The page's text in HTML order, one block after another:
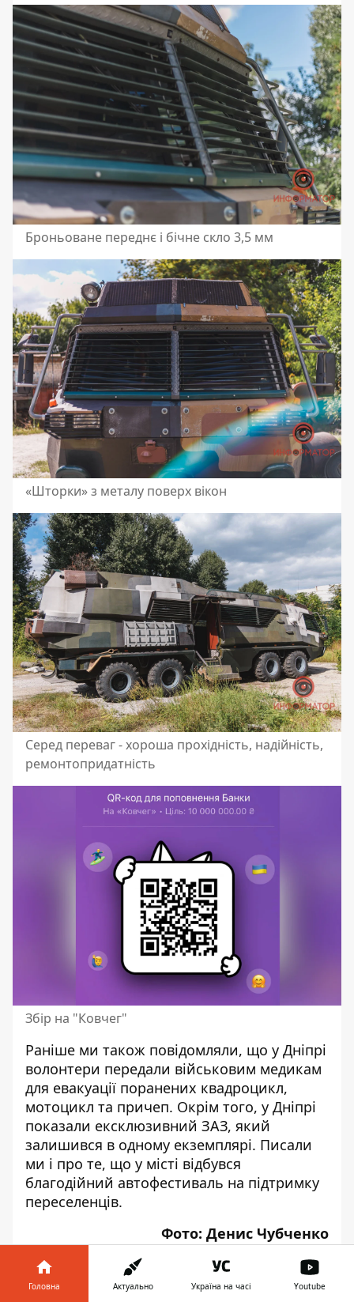
Броньоване переднє і бічне скло 3,5 мм
«Шторки» з металу поверх вікон
Серед переваг - хороша прохідність, надійність,
ремонтопридатність
Збір на "Ковчег"
Раніше ми також повідомляли, що у Дніпрі
волонтери передали військовим медикам
для евакуації поранених квадроцикл,
мотоцикл та причеп. Окрім того, у Дніпрі
показали ексклюзивний ЗАЗ, який
залишився в одному екземплярі. Писали
ми і про те, що у місті відбувся
благодійний автофестиваль на підтримку
переселенців.
Фото: Денис Чубченко
Відео: Максим Якушев
Головна Актуально Україна на часі Youtube